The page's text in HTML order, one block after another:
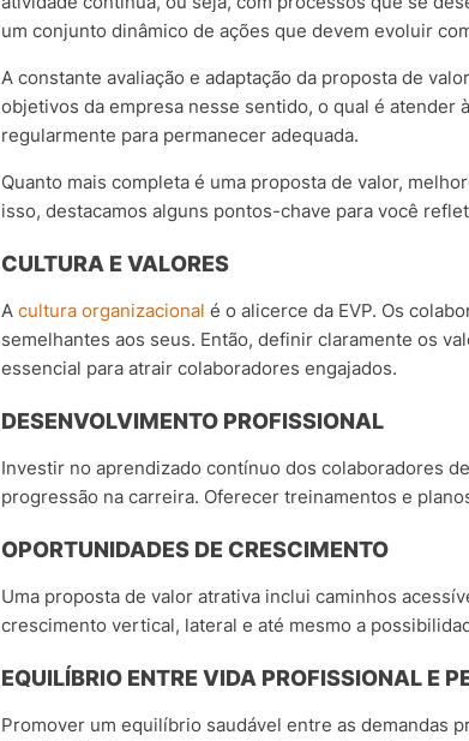
um conjunto dinâmico de ações que devem evoluir
A constante avaliação e adaptação da proposta de
objetivos da empresa nesse sentido, o qual é atender
regularmente para permanecer adequada.
Quanto mais completa é uma proposta de valor,
isso, destacamos alguns pontos-chave para você
CULTURA E VALORES
A cultura organizacional é o alicerce da EVP. Os
semelhantes aos seus. Então, definir claramente os
essencial para atrair colaboradores engajados.
DESENVOLVIMENTO PROFISSIONAL
Investir no aprendizado contínuo dos colaboradores
progressão na carreira. Oferecer treinamentos e
OPORTUNIDADES DE CRESCIMENTO
Uma proposta de valor atrativa inclui caminhos
crescimento vertical, lateral e até mesmo a
EQUILÍBRIO ENTRE VIDA PROFISSIONAL E
Promover um equilíbrio saudável entre as demandas